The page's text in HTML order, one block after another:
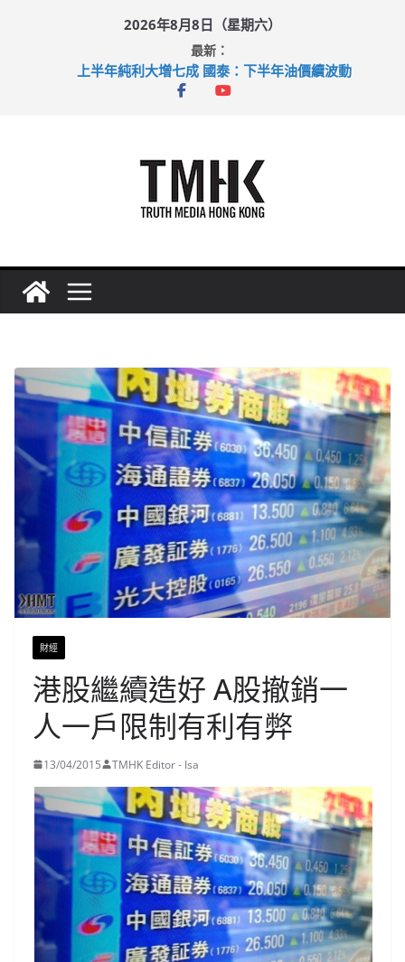
2026年8月8日（星期六）
最新：
上半年純利大增七成 國泰：下半年油價續波動
拜仁熱身賽挫維拉 啟德主場館奪錦標
財經
港股繼續造好 A股撤銷一
人一戶限制有利有弊
13/04/2015 TMHK Editor - Isa